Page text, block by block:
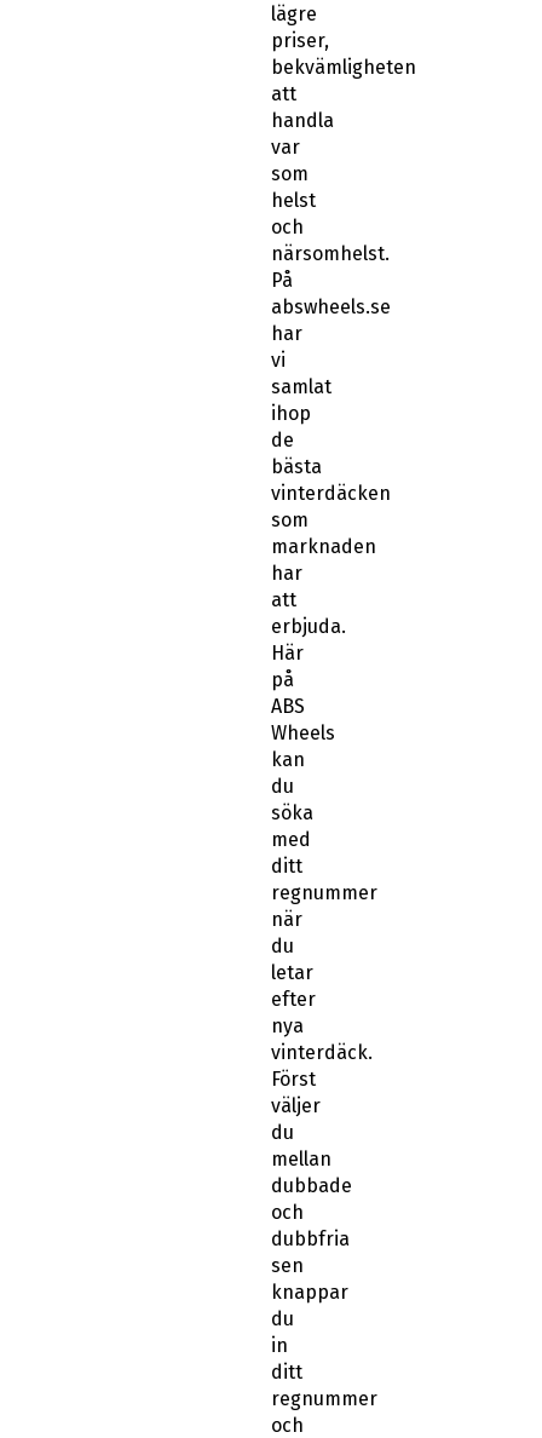
lägre
priser,
bekvämligheten
att
handla
var
som
helst
och
närsomhelst.
På
abswheels.se
har
vi
samlat
ihop
de
bästa
vinterdäcken
som
marknaden
har
att
erbjuda.
Här
på
ABS
Wheels
kan
du
söka
med
ditt
regnummer
när
du
letar
efter
nya
vinterdäck.
Först
väljer
du
mellan
dubbade
och
dubbfria
sen
knappar
du
in
ditt
regnummer
och